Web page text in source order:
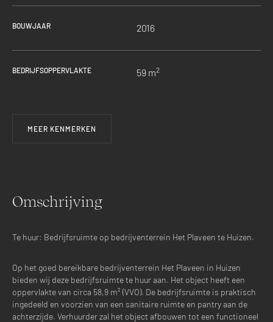
BOUWJAAR 2016
BEDRIJFSOPPERVLAKTE 59 m2
MEER KENMERKEN
Omschrijving
Te huur: Bedrijfsruimte op bedrijventerrein Het Plaveen te Huizen.
Op het goed bereikbare bedrijventerrein Het Plaveen in Huizen
bieden wij deze bedrijfsruimte te huur aan. Het object heeft een
oppervlakte van circa 58,9 m² (VVO). De bedrijfsruimte is praktisch
ingedeeld en voorzien van een sanitaire ruimte en pantry aan de
achterzijde. Verhuurder zal het object afbouwen tot een functioneel